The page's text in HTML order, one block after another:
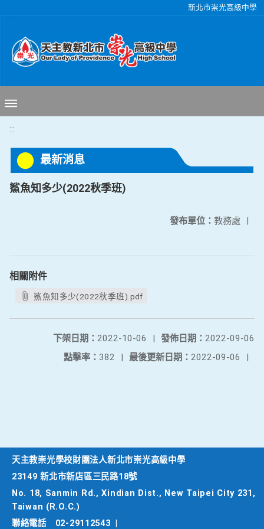
新北市崇光高級中學
:::
最新消息
鯊魚知多少(2022秋季班)
發布單位： 教務處 |
相關附件
鯊魚知多少(2022秋季班).pdf
發佈日期： 2022-09-06
下架日期： 2022-10-06
|
最後更新日期： 2022-09-06 |
點擊率： 382 |
天主教崇光學校財團法人新北市崇光高級中學
23149 新北市新店區三民路18號
No. 18, Sanmin Rd., Xindian Dist., New Taipei City 231,
Taiwan (R.O.C.)
聯絡電話
02-29112543